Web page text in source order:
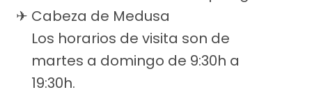
Cabeza de Medusa
Los horarios de visita son de
martes a domingo de 9:30h a
19:30h.